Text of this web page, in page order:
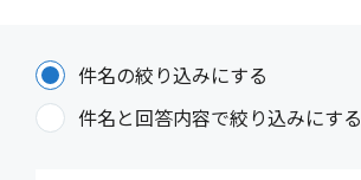
件名の絞り込みにする
件名と回答内容で絞り込みにする